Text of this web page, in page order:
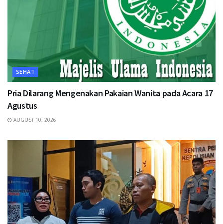
SEHAT
Pria Dilarang Mengenakan Pakaian Wanita pada Acara 17
Agustus
AUGUST 10, 2026